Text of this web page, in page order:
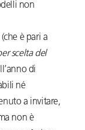
non
è pari a
scelta del
di
né
a invitare,
non è